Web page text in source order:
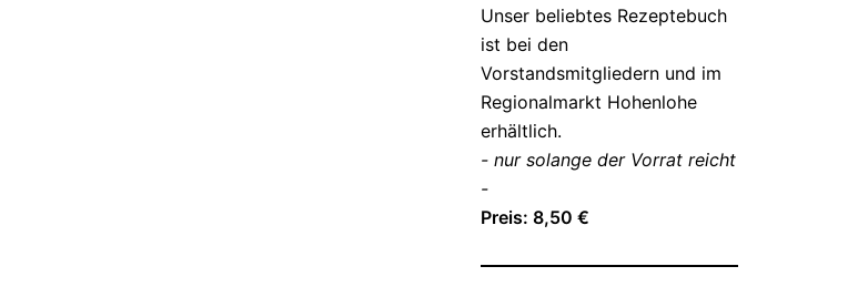
Unser beliebtes Rezeptebuch
ist bei den
Vorstandsmitgliedern und im
Regionalmarkt Hohenlohe
erhältlich.
- nur solange der Vorrat reicht
-
Preis: 8,50 €